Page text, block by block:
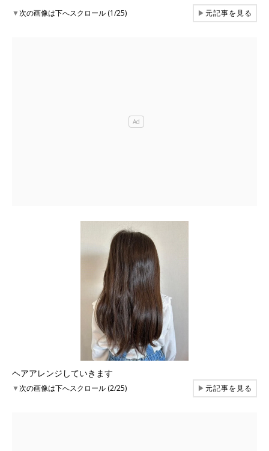
▼次の画像は下へスクロール (1/25) ▶元記事を見る
ヘアアレンジしていきます
▼次の画像は下へスクロール (2/25) ▶元記事を見る